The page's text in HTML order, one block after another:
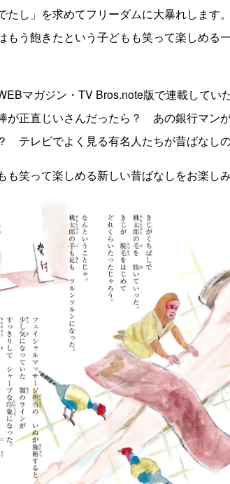
たし」を求めてフリーダムに大暴れします
もう飽きたという子どもも笑って楽しめ
マガジン・TV Bros.note版で連載してい
が正直じいさんだったら？ あの銀行マン
テレビでよく見る有名人たちが昔ばなしの
も笑って楽しめる新しい昔ばなしをお楽し